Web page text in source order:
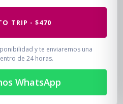
TRIP - $470
y te enviaremos una
de 24 horas.
WhatsApp